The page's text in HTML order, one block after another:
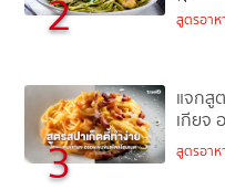
2 สูตรอาห
3
แจกสู
เกียจ
สูตรอาห